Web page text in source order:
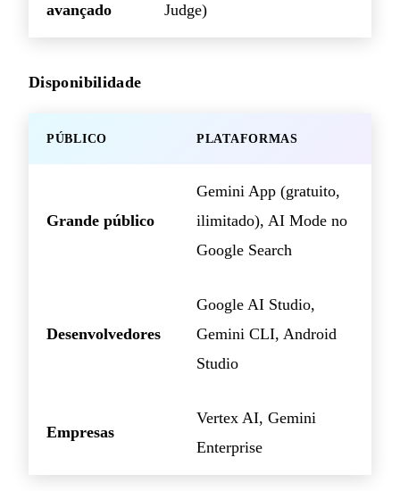
avançado
Judge)
Disponibilidade
PÚBLICO PLATAFORMAS
Grande público
Gemini App (gratuito,
ilimitado), AI Mode no
Google Search
Desenvolvedores
Google AI Studio,
Gemini CLI, Android
Studio
Empresas
Vertex AI, Gemini
Enterprise